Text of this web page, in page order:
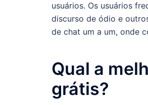
usuários. Os usuários
discurso de ódio e
de chat um a um, onde
Qual a
grátis?